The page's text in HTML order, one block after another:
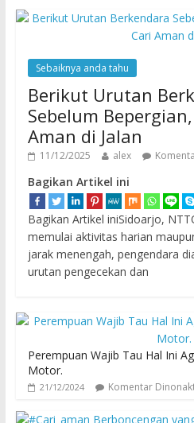
Sebaiknya anda tahu
Berikut Urutan
Sebelum
Aman di Jalan
11/12/2025 alex
Bagikan Artikel ini
Bagikan Artikel iniSidoarjo,
memulai aktivitas harian
jarak menengah, pengendara
urutan pengecekan dan
Perempuan Wajib Tau Hal Ini
Motor.
21/12/2024 Komentar